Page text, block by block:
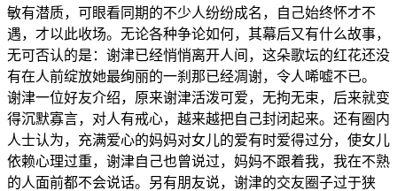
敏有潜质，可眼看同期的不少人纷纷成名，自己始终怀才不
遇，才以此收场。无论各种争论如何，其幕后又有什么故事，
无可否认的是：谢津已经悄悄离开人间，这朵歌坛的红花还没
有在人前绽放她最绚丽的一刹那已经凋谢，令人唏嘘不已。
谢津一位好友介绍，原来谢津活泼可爱，无拘无束，后来就变
得沉默寡言，对人有戒心，越来越把自己封闭起来。还有圈内
人士认为，充满爱心的妈妈对女儿的爱有时爱得过分，使女儿
依赖心理过重，谢津自己也曾说过，妈妈不跟着我，我在不熟
的人面前都不会说话。另有朋友说，谢津的交友圈子过于狭